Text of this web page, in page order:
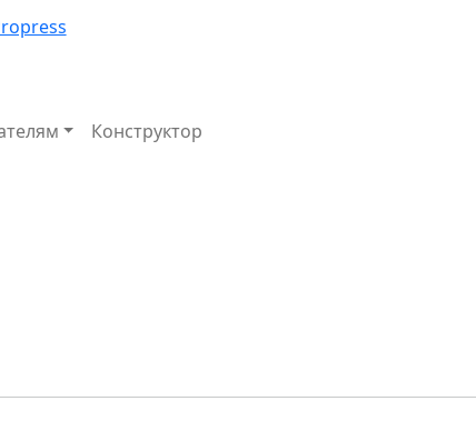
Конструктор